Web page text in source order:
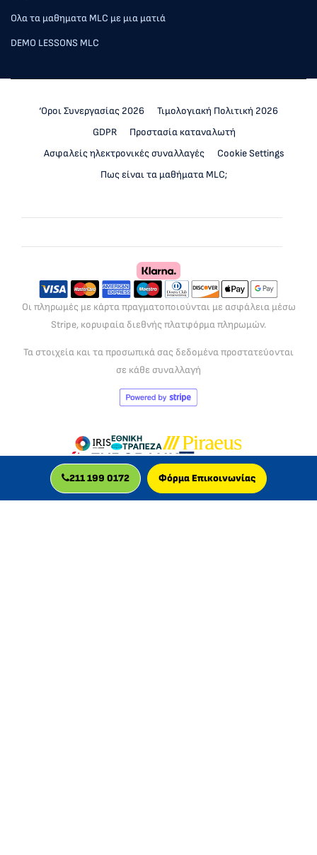
Ολα τα μαθηματα MLC με μια ματιά
DEMO LESSONS MLC
‘Οροι Συνεργασίας 2026
Τιμολογιακή Πολιτική 2026
GDPR
Προστασία καταναλωτή
Ασφαλείς ηλεκτρονικές συναλλαγές
Cookie Settings
Πως είναι τα μαθήματα MLC;
Οι πληρωμές με κάρτα πραγματοποιούνται με ασφάλεια μέσω
Stripe, κορυφαία διεθνής πλατφόρμα πληρωμών.
Τα στοιχεία και τα προσωπικά σας δεδομένα προστατεύονται
σε κάθε συναλλαγή
211 199 0172 Φόρμα Επικοινωνίας